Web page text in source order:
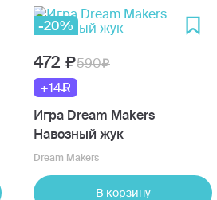
-20%
472
590
+14
Игра Dream Makers
Навозный жук
Dream Makers
В корзину